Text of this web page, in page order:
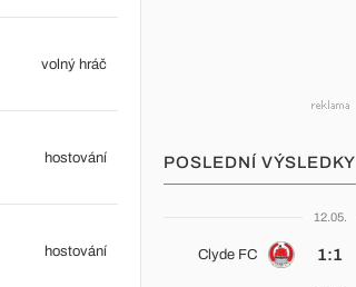
volný hráč
hostování
hostování
POSLEDNÍ VÝSLEDKY
12.05.
Clyde FC 1:1